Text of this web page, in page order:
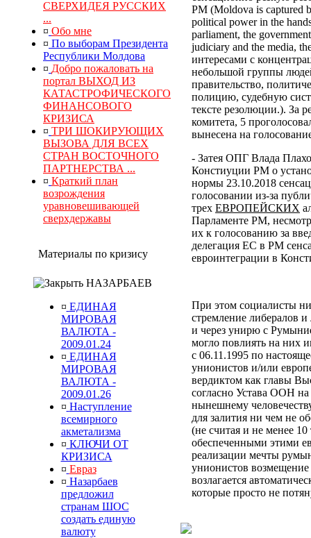
СВЕРХИДЕЯ РУССКИХ
...
¤ Обо мне
¤ По выборам Президента
Республики Молдова
¤ Добро пожаловать на
портал ВЫХОД ИЗ
КАТАСТРОФИЧЕСКОГО
ФИНАНСОВОГО
КРИЗИСА
¤ ТРИ ШОКИРУЮЩИХ
ВЫЗОВА ДЛЯ ВСЕХ
СТРАН ВОСТОЧНОГО
ПАРТНЕРСТВА ...
¤ Краткий план
возрождения
уравновешивающей
сверхдержавы
Материалы по кризису
НАЗАРБАЕВ
¤ ЕДИНАЯ
МИРОВАЯ
ВАЛЮТА -
2009.01.24
¤ ЕДИНАЯ
МИРОВАЯ
ВАЛЮТА -
2009.01.26
¤ Наступление
всемирного
акметализма
¤ КЛЮЧИ ОТ
КРИЗИСА
¤ Евраз
¤ Назарбаев
предложил
странам ШОС
создать единую
валюту
РМ (Moldova is captured
political power in the
parliament, the
judiciary and the media,
интересами с
небольшой группы
правительство,
полицию, судебную
тексте резолюции.). За
комитета, 5
вынесена на
- Затея ОПГ Влада
Констиуции РМ о
нормы 23.10.2018
голосовании из-за
трех ЕВРОПЕЙСКИХ
Парламенте РМ,
их к голосованию за
делегация ЕС в РМ
евроинтеграции в
При этом социалисты
стремление либералов
и через унирю с
могло повлиять на них
с 06.11.1995 по
унионистов и/или
вердиктом как главы
согласно Устава ООН
нынешнему
для залития ни чем не
(не считая и не менее
обеспеченными этими
реализации мечты
унионистов возмещение
возлагается
которые просто не